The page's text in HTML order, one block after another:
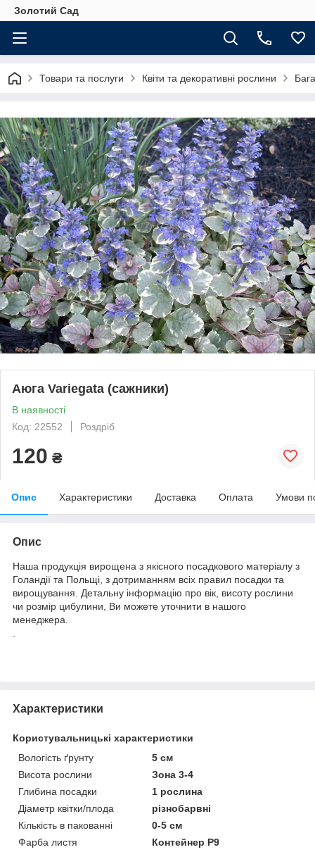
Золотий Сад
Товари та послуги Квіти та декоративні рослини
Аюга Variegata (сажники)
В наявності
Код: 22552
Роздріб
120 ₴
Опис Характеристики Доставка Оплата Умови
Опис
Наша продукція вирощена з якісного посадкового матеріалу з
Голандії та Польщі, з дотриманням всіх правил посадки та
вирощування. Детальну інформацію про вік, висоту рослини
чи розмір цибулини, Ви можете уточнити в нашого
менеджера.
Характеристики
Користувальницькі характеристики
Вологість ґрунту
5 см
Висота рослини
Зона 3-4
Глибина посадки
1 рослина
Діаметр квітки/плода
різнобарвні
Кількість в пакованні
0-5 см
Фарба листя
Контейнер P9